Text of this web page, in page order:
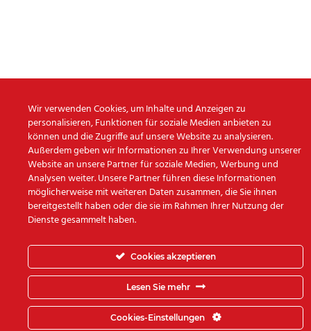
Wir verwenden Cookies, um Inhalte und Anzeigen zu
personalisieren, Funktionen für soziale Medien anbieten zu
können und die Zugriffe auf unsere Website zu analysieren.
Außerdem geben wir Informationen zu Ihrer Verwendung unserer
Website an unsere Partner für soziale Medien, Werbung und
Analysen weiter. Unsere Partner führen diese Informationen
möglicherweise mit weiteren Daten zusammen, die Sie ihnen
bereitgestellt haben oder die sie im Rahmen Ihrer Nutzung der
Dienste gesammelt haben.
Cookies akzeptieren
Lesen Sie mehr
Cookies-Einstellungen